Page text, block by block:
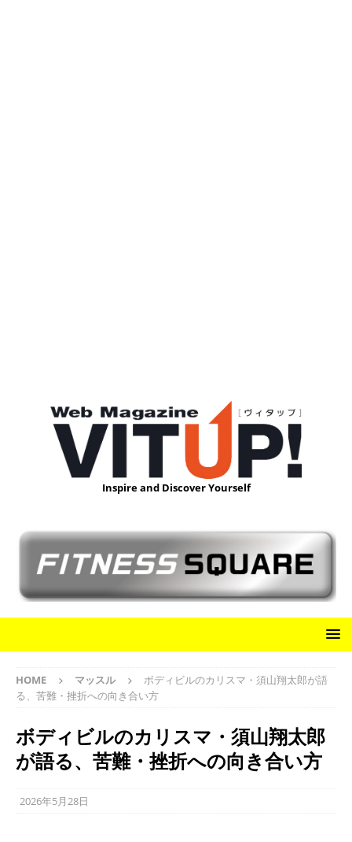
Inspire and Discover Yourself
HOME マッスル
ボディビルのカリスマ・須山翔太郎が語
る、苦難・挫折への向き合い方
ボディビルのカリスマ・須山翔太郎
が語る、苦難・挫折への向き合い方
2026年5月28日